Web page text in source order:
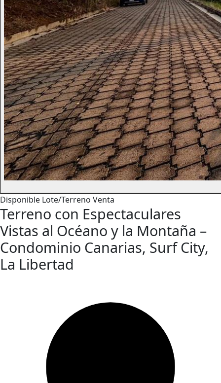
Disponible Lote/Terreno Venta
Terreno con Espectaculares
Vistas al Océano y la Montaña –
Condominio Canarias, Surf City,
La Libertad